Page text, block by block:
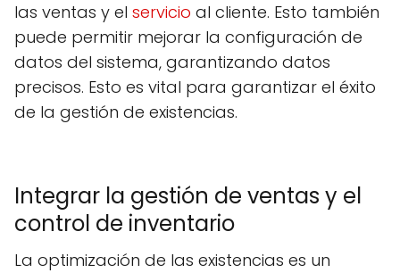
las ventas y el servicio al cliente. Esto también
puede permitir mejorar la configuración de
datos del sistema, garantizando datos
precisos. Esto es vital para garantizar el éxito
de la gestión de existencias.
Integrar la gestión de ventas y el
control de inventario
La optimización de las existencias es un